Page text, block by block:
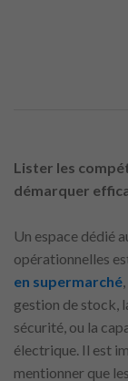
Lister les
démarquer
Un espace dédié
opérationnelles
en supermarché
gestion de stock,
sécurité, ou la
électrique. Il est
mentionner que